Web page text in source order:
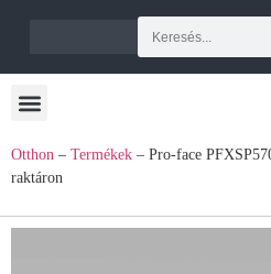
Otthon – Termékek – Pro-face
raktáron